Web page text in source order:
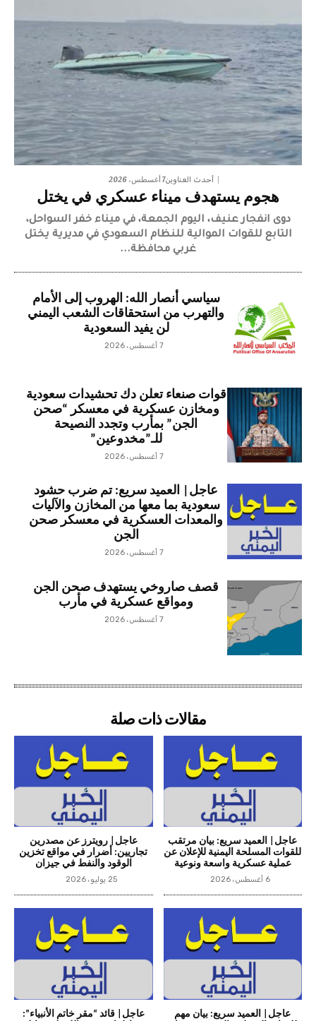
أحدث العناوين7 أغسطس، 2026
هجوم يستهدف ميناء عسكري في يختل
دوى انفجار عنيف، اليوم الجمعة، في ميناء خفر السواحل،
التابع للقوات الموالية للنظام السعودي في مديرية يختل
غربي محافظة...
سياسي أنصار الله: الهروب إلى الأمام
والتهرب من استحقاقات الشعب اليمني
لن يفيد السعودية
7 أغسطس، 2026
قوات صنعاء تعلن دك تحشيدات سعودية
ومخازن عسكرية في معسكر “صحن
الجن” بمأرب وتجدد النصيحة
للـ”مخدوعين”
7 أغسطس، 2026
عاجل| العميد سريع: تم ضرب حشود
سعودية بما معها من المخازن والآليات
والمعدات العسكرية في معسكر صحن
الجن
7 أغسطس، 2026
قصف صاروخي يستهدف صحن الجن
ومواقع عسكرية في مأرب
7 أغسطس، 2026
مقالات ذات صلة
عاجل| العميد سريع: بيان مرتقب
للقوات المسلحة اليمنية للإعلان عن
عملية عسكرية واسعة ونوعية
6 أغسطس، 2026
عاجل| رويترز عن مصدرين
تجاريين: أضرار في مواقع تخزين
الوقود والنفط في جيزان
25 يوليو، 2026
عاجل| العميد سريع: بيان مهم
عاجل| قائد “مقر خاتم الأنبياء”: